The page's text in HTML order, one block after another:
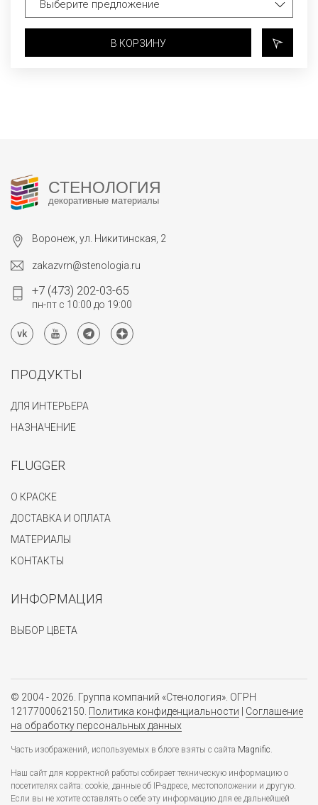
В КОРЗИНУ
СТЕНОЛОГИЯ
декоративные материалы
Воронеж, ул. Никитинская, 2
zakazvrn@stenologia.ru
+7 (473) 202-03-65
пн-пт с 10:00 до 19:00
ПРОДУКТЫ
ДЛЯ ИНТЕРЬЕРА
НАЗНАЧЕНИЕ
FLUGGER
О КРАСКЕ
ДОСТАВКА И ОПЛАТА
МАТЕРИАЛЫ
КОНТАКТЫ
ИНФОРМАЦИЯ
ВЫБОР ЦВЕТА
© 2004 - 2026. Группа компаний «Стенология». ОГРН
1217700062150. Политика конфиденциальности
Соглашение
на обработку персональных данных
Часть изображений, используемых в блоге взяты с сайта Magnific.
Наш сайт для корректной работы собирает техническую информацию о
посетителях сайта: cookie, данные об IP-адресе, местоположении и другую.
Если вы не хотите оставлять о себе эту информацию для ее дальнейшей